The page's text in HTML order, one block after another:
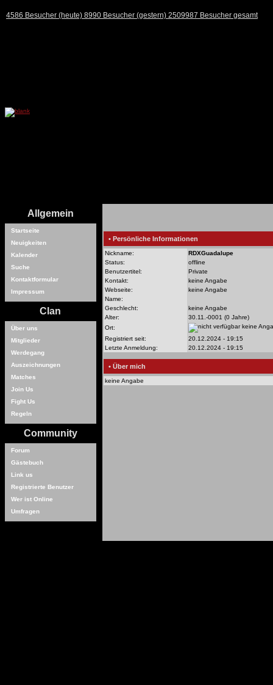
4586 Besucher (heute) 8990 Besucher (gestern) 2509987 Besucher gesamt
Allgemein
Startseite
Neuigkeiten
Kalender
Suche
Kontaktformular
Impressum
Clan
Über uns
Mitglieder
Werdegang
Auszeichnungen
Matches
Join Us
Fight Us
Regeln
Community
Forum
Gästebuch
Link us
Registrierte Benutzer
Wer ist Online
Umfragen
• Persönliche Informationen
Nickname:
RDXGuadalupe
Status:
offline
Benutzertitel:
Private
Kontakt:
keine Angabe
Webseite:
keine Angabe
Name:
Geschlecht:
keine Angabe
Alter:
30.11.-0001 (0 Jahre)
Ort:
keine
Registriert seit:
20.12.2024 - 19:15
Letzte Anmeldung:
20.12.2024 - 19:15
• Über mich
keine Angabe